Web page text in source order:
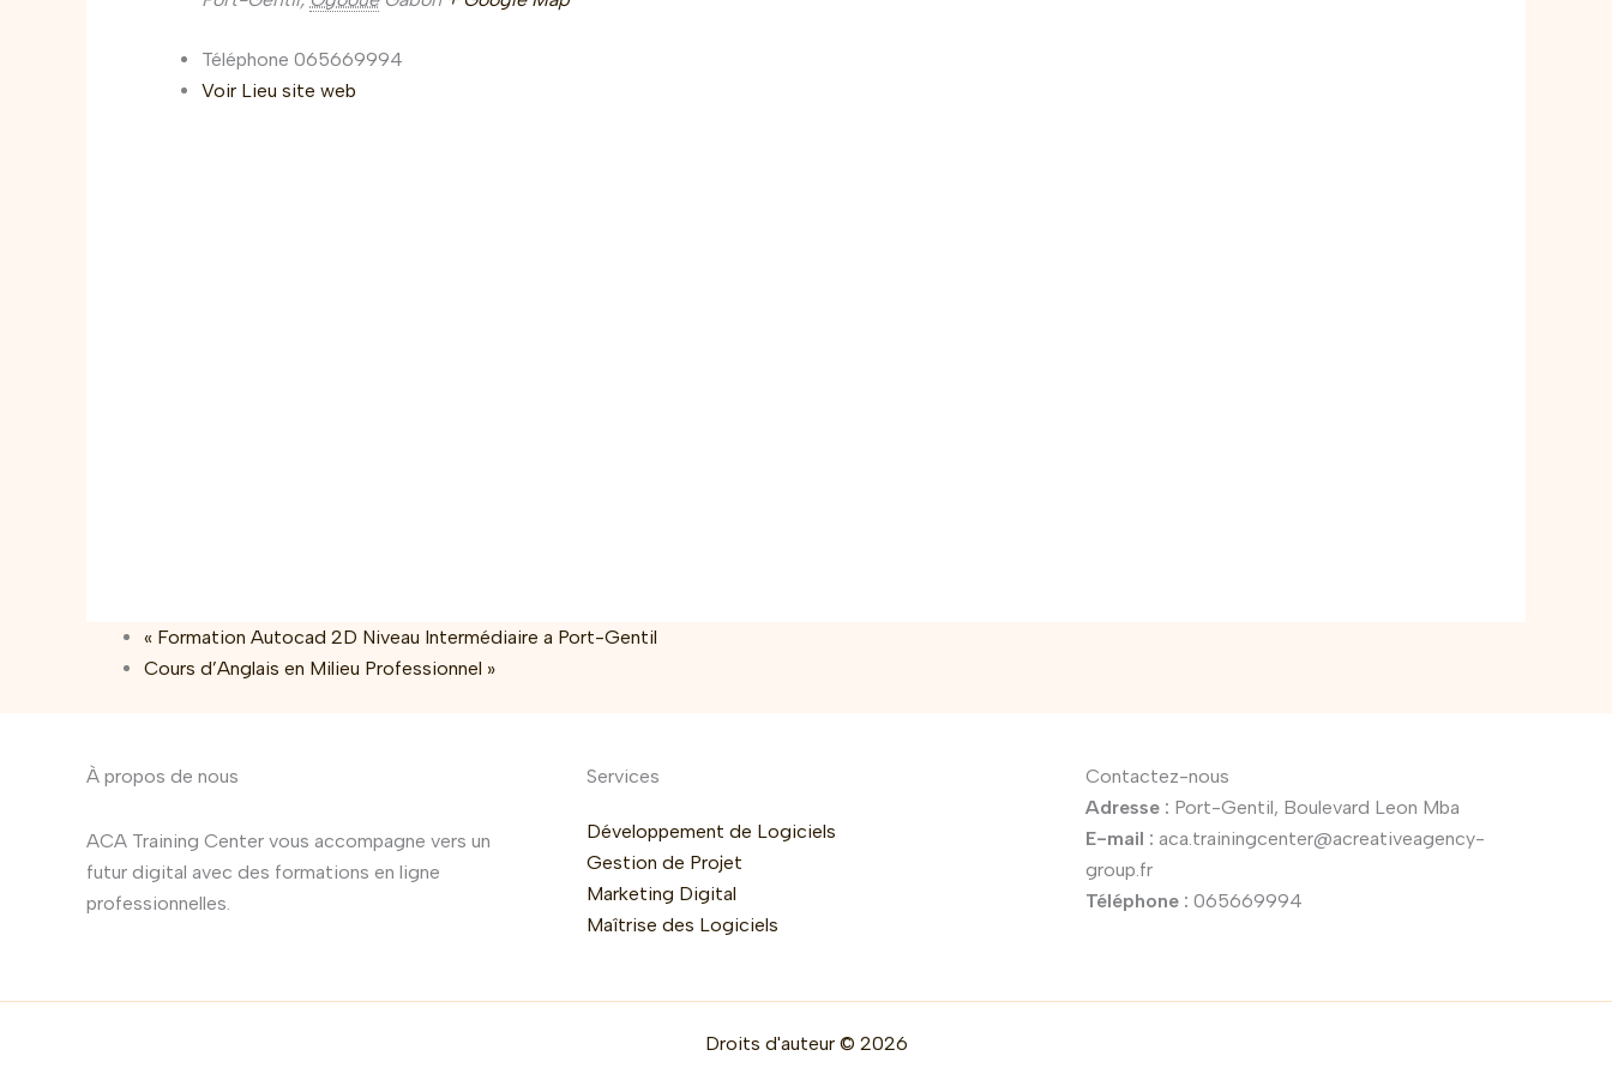
Téléphone 065669994
Voir Lieu site web
« Formation Autocad 2D Niveau Intermédiaire a Port-Gentil
Cours d’Anglais en Milieu Professionnel »
À propos de nous
ACA Training Center vous accompagne vers un
futur digital avec des formations en ligne
professionnelles.
Services
Développement de Logiciels
Gestion de Projet
Marketing Digital
Maîtrise des Logiciels
Contactez-nous
Adresse : Port-Gentil, Boulevard Leon Mba
E-mail : aca.trainingcenter@acreativeagency-
group.fr
Téléphone : 065669994
Droits d'auteur © 2026